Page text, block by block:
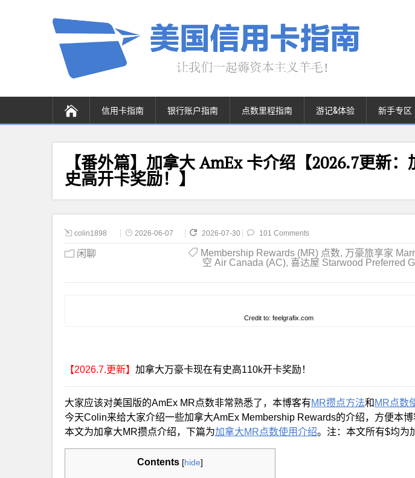
信用卡指南 银行账户指南 点数里程指南 游记&体验 新手专区
【番外篇】加拿大 AmEx 卡介绍【2026.7更新
史高开卡奖励！】
colin1898 2026-06-07 2026-07-30 101 Comments
闲聊 Membership Rewards (MR) 点数, 万豪旅享家
空 Air Canada (AC), 喜达屋 Starwood Preferred
Credit to: feelgrafix.com
【2026.7.更新】 加拿大万豪卡现在有史高110k开卡奖励！
大家应该对美国版的AmEx MR点数非常熟悉了，本博客有MR攒点方法和 MR点数
今天Colin来给大家介绍一些加拿大AmEx Membership Rewards的介绍，方便本博
本文为加拿大MR攒点介绍，下篇为加拿大MR点数使用介绍。注：本文所有$均为
Contents [hide]